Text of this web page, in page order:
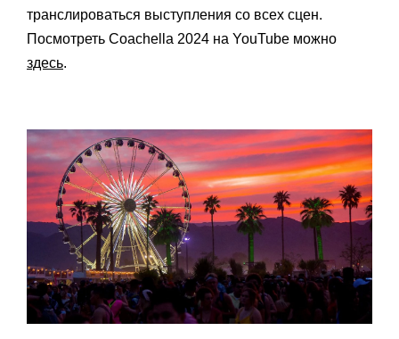
транслироваться выступления со всех сцен.
Посмотреть Coachella 2024 на YouTube можно
здесь.